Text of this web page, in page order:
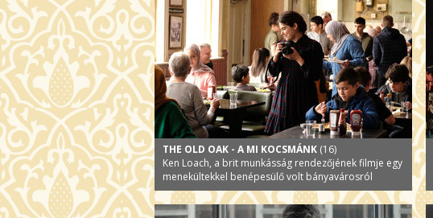
THE OLD OAK - A MI KOCSMÁNK (16)
Ken Loach, a brit munkásság rendezőjének filmje egy
menekültekkel benépesülő volt bányavárosról